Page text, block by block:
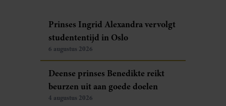
Prinses Ingrid Alexandra vervolgt
studententijd in Oslo
6 augustus 2026
Deense prinses Benedikte reikt
beurzen uit aan goede doelen
4 augustus 2026